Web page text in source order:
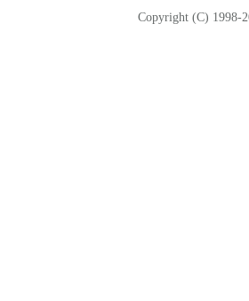
Copyright (C) 1998-